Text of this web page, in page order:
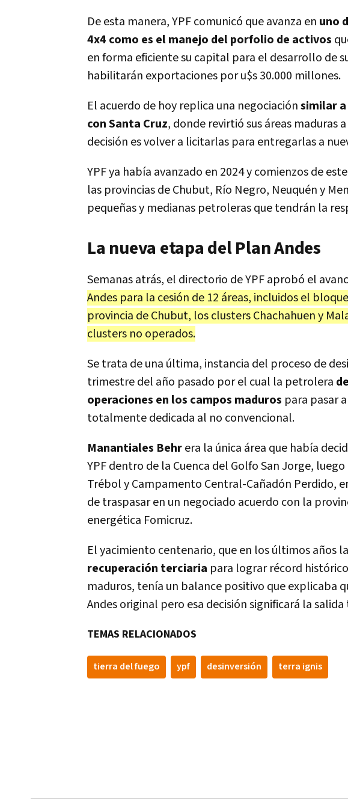
De esta manera, YPF comunicó que avanza en uno
4x4 como es el manejo del porfolio de activos
en forma eficiente su capital para el desarrollo de
habilitarán exportaciones por u$s 30.000 millones.
El acuerdo de hoy replica una negociaciónsimilar
con Santa Cruz, donde revirtió sus áreas maduras
decisión es volver a licitarlas para entregarlas a
YPF ya había avanzado en 2024 y comienzos de
las provincias de Chubut, Río Negro, Neuquén y
pequeñas y medianas petroleras que tendrán la
La nueva etapa del Plan Andes
Semanas atrás, el directorio de YPF aprobó el
Andes para la cesión de 12 áreas, incluidos el
provincia de Chubut, los clusters Chachahuen y
clusters no operados.
Se trata de una última, instancia del proceso de
trimestre del año pasado por el cual la petrolera
operaciones en los campos maduros para pasar
totalmente dedicada al no convencional.
Manantiales Behrera la única área que había
YPF dentro de la Cuenca del Golfo San Jorge,
Trébol y Campamento Central-Cañadón Perdido,
de traspasar en un negociado acuerdo con la
energética Fomicruz.
El yacimiento centenario, que en los últimos años
recuperación terciaria para lograr récord
maduros, tenía un balance positivo que explicaba
Andes original pero esa decisión significará la
TEMAS RELACIONADOS
tierra del fuego ypf desinversión terra ignis